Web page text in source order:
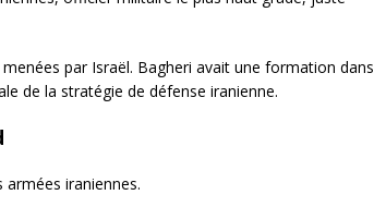
par Israël. Bagheri avait une formation dans
de la stratégie de défense iranienne.
iraniennes.